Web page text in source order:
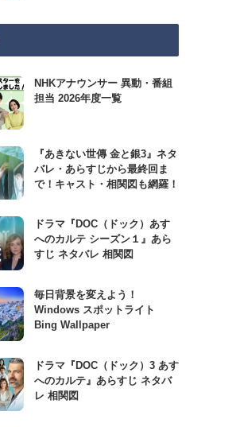
NHKアナウンサー 異動・番組
担当 2026年度一覧
『あきない世傳 金と銀3』ネタ
バレ・あらすじから最終回ま
で！キャスト・相関図も網羅！
ドラマ『DOC（ドック）あす
へのカルテ シーズン１』あら
すじ ネタバレ 相関図
毎日背景を変えよう！
Windows スポットライト
Bing Wallpaper
ドラマ『DOC（ドック）3 あす
へのカルテ』あらすじ ネタバ
レ 相関図